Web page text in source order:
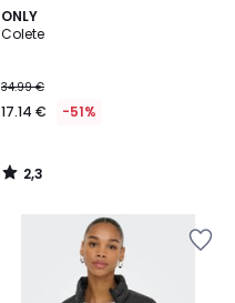
ONLY
Colete
34.99 €
17.14 € -51%
2,3
/ 5
2,3
/